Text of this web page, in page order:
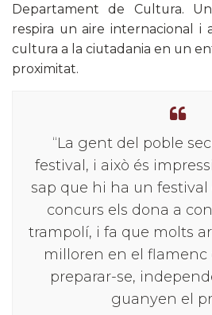
Departament de Cultura.
respira un aire internacional i
cultura a la ciutadania en un
proximitat.
“La gent del poble
festival, i això és
sap que hi ha un festival
concurs els dona a
trampolí, i fa que molts
milloren en el flamenc
preparar-se,
guanyen el